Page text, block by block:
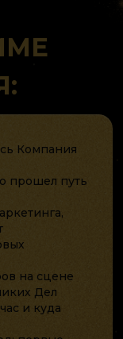
Компания
прошел путь
на сцене
Дел
и куда